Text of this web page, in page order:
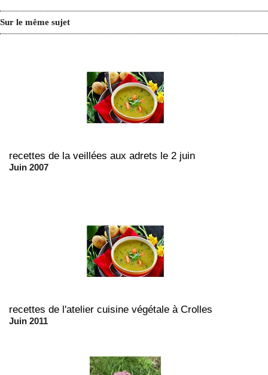
Sur le même sujet
recettes de la veillées aux adrets le 2 juin
Juin 2007
recettes de l'atelier cuisine végétale à Crolles
Juin 2011